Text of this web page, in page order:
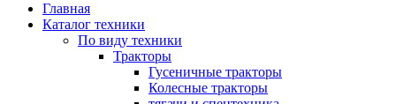
Главная
Каталог техники
По виду техники
Тракторы
Гусеничные тракторы
Колесные тракторы